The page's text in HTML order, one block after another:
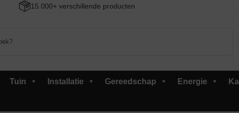
15.000+ verschillende producten
Tuin Installatie Gereedschap Energie